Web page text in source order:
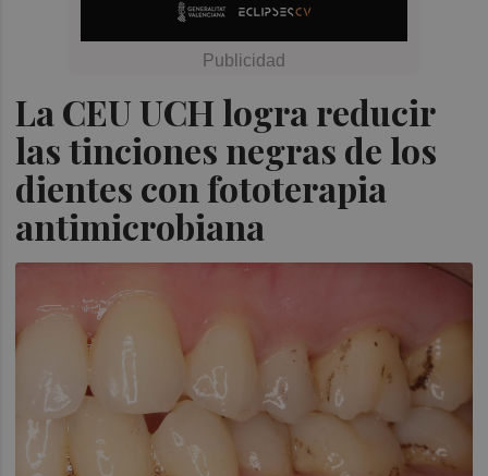
La CEU UCH logra reducir
las tinciones negras de los
dientes con fototerapia
antimicrobiana